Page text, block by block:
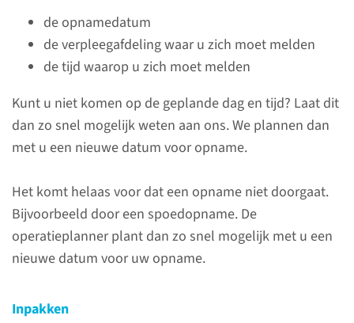
de opnamedatum
de verpleegafdeling waar u zich moet melden
de tijd waarop u zich moet melden
Kunt u niet komen op de geplande dag en tijd? Laat dit
dan zo snel mogelijk weten aan ons. We plannen dan
met u een nieuwe datum voor opname.
Het komt helaas voor dat een opname niet doorgaat.
Bijvoorbeeld door een spoedopname. De
operatieplanner plant dan zo snel mogelijk met u een
nieuwe datum voor uw opname.
Inpakken
lees meer
De opnamedag